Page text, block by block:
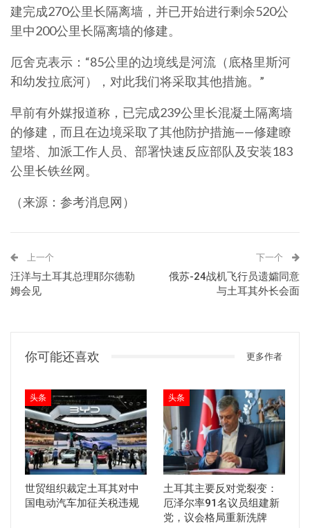
建完成270公里长隔离墙，并已开始进行剩余520公
里中200公里长隔离墙的修建。
厄舍克表示：“85公里的边境线是河流（底格里斯河
和幼发拉底河），对此我们将采取其他措施。”
早前有外媒报道称，已完成239公里长混凝土隔离墙
的修建，而且在边境采取了其他防护措施——修建瞭
望塔、加派工作人员、部署快速反应部队及安装183
公里长铁丝网。
（来源：参考消息网）
上一个
汪洋与土耳其总理耶尔德勒
姆会见
下一个
俄苏-24战机飞行员遗孀同意
与土耳其外长会面
你可能还喜欢 更多作者
头条
世贸组织裁定土耳其对中
国电动汽车加征关税违规
头条
土耳其主要反对党裂变：
厄泽尔率91名议员组建新
党，议会格局重新洗牌